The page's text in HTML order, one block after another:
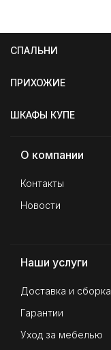
СПАЛЬНИ
ПРИХОЖИЕ
ШКАФЫ КУПЕ
О компании
Контакты
Новости
Наши услуги
Доставка и сборка
Гарантии
Уход за мебелью